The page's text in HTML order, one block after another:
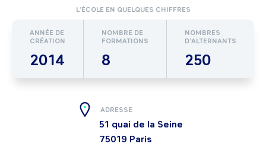
L’ÉCOLE EN QUELQUES CHIFFRES
ANNÉE DE
CRÉATION
2014
NOMBRE DE
FORMATIONS
8
NOMBRES
D’ALTERNANTS
250
ADRESSE
51 quai de la Seine
75019 Paris